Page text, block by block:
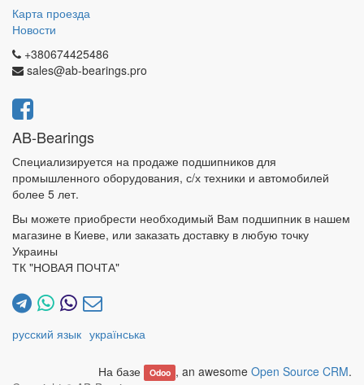
Карта проезда
Новости
+380674425486
sales@ab-bearings.pro
AB-Bearings
Специализируется на продаже подшипников для
промышленного оборудования, с/х техники и автомобилей
более 5 лет.
Вы можете приобрести необходимый Вам подшипник в нашем
магазине в Киеве, или заказать доставку в любую точку
Украины
ТК "НОВАЯ ПОЧТА"
русский язык українська
На базе Odoo , an awesome Open Source CRM.